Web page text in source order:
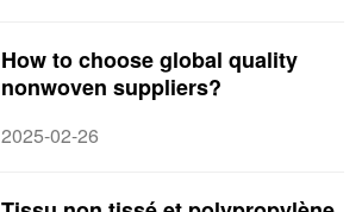
How to choose global quality
nonwoven suppliers?
2025-02-26